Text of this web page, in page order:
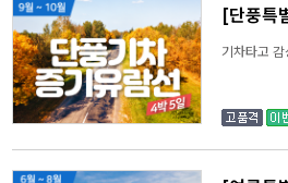
[단풍특
기차타고